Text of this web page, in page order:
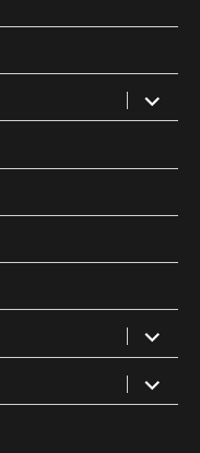
öffnen
öffnen
öffnen